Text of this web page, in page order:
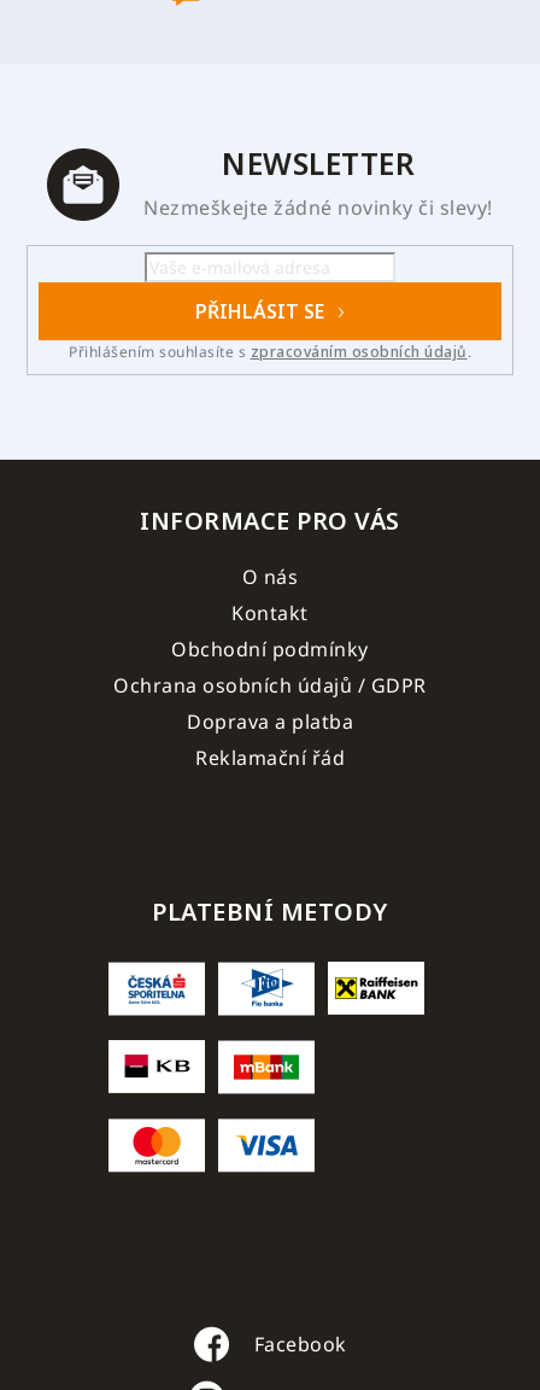
NEWSLETTER
Nezmeškejte žádné novinky či slevy!
PŘIHLÁSIT SE
Přihlášením souhlasíte s zpracováním osobních údajů.
INFORMACE PRO VÁS
O nás
Kontakt
Obchodní podmínky
Ochrana osobních údajů / GDPR
Doprava a platba
Reklamační řád
PLATEBNÍ METODY
Facebook